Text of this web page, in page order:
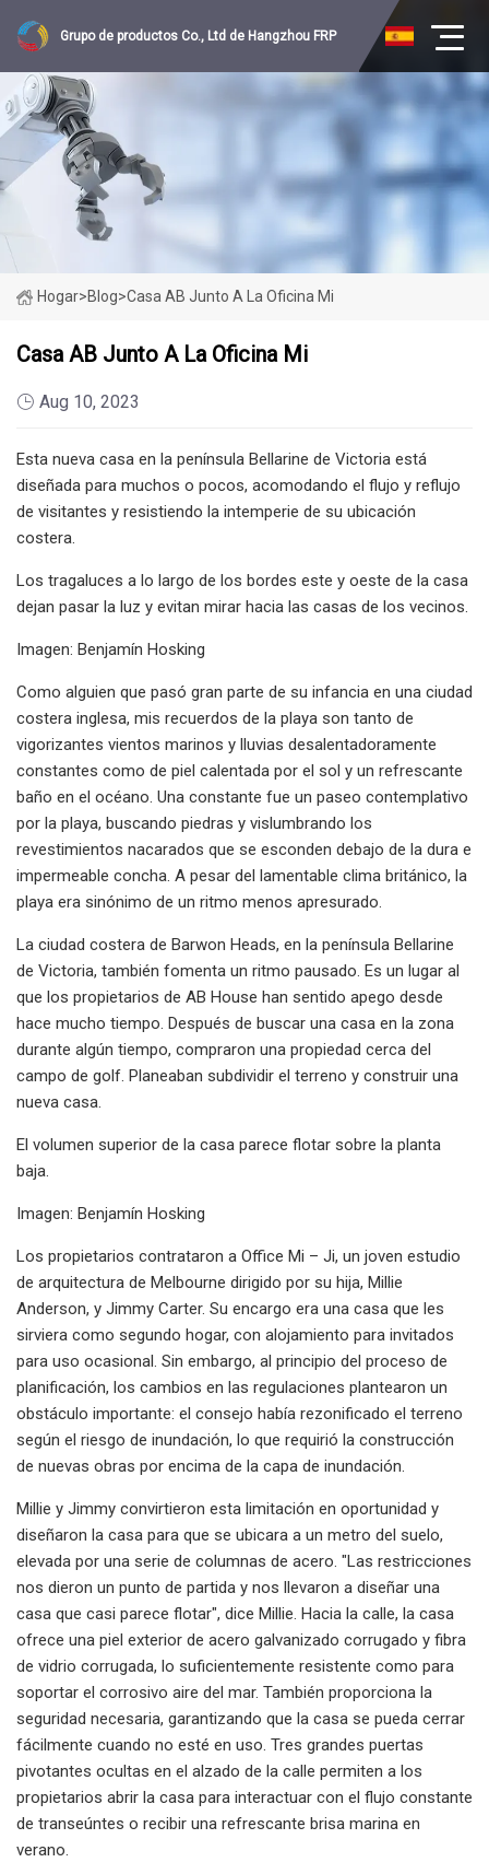
Grupo de productos Co., Ltd de Hangzhou FRP
Hogar>Blog>Casa AB Junto A La Oficina Mi
Casa AB Junto A La Oficina Mi
Aug 10, 2023
Esta nueva casa en la península Bellarine de Victoria está
diseñada para muchos o pocos, acomodando el flujo y reflujo
de visitantes y resistiendo la intemperie de su ubicación
costera.
Los tragaluces a lo largo de los bordes este y oeste de la casa
dejan pasar la luz y evitan mirar hacia las casas de los vecinos.
Imagen: Benjamín Hosking
Como alguien que pasó gran parte de su infancia en una ciudad
costera inglesa, mis recuerdos de la playa son tanto de
vigorizantes vientos marinos y lluvias desalentadoramente
constantes como de piel calentada por el sol y un refrescante
baño en el océano. Una constante fue un paseo contemplativo
por la playa, buscando piedras y vislumbrando los
revestimientos nacarados que se esconden debajo de la dura e
impermeable concha. A pesar del lamentable clima británico, la
playa era sinónimo de un ritmo menos apresurado.
La ciudad costera de Barwon Heads, en la península Bellarine
de Victoria, también fomenta un ritmo pausado. Es un lugar al
que los propietarios de AB House han sentido apego desde
hace mucho tiempo. Después de buscar una casa en la zona
durante algún tiempo, compraron una propiedad cerca del
campo de golf. Planeaban subdividir el terreno y construir una
nueva casa.
El volumen superior de la casa parece flotar sobre la planta
baja.
Imagen: Benjamín Hosking
Los propietarios contrataron a Office Mi – Ji, un joven estudio
de arquitectura de Melbourne dirigido por su hija, Millie
Anderson, y Jimmy Carter. Su encargo era una casa que les
sirviera como segundo hogar, con alojamiento para invitados
para uso ocasional. Sin embargo, al principio del proceso de
planificación, los cambios en las regulaciones plantearon un
obstáculo importante: el consejo había rezonificado el terreno
según el riesgo de inundación, lo que requirió la construcción
de nuevas obras por encima de la capa de inundación.
Millie y Jimmy convirtieron esta limitación en oportunidad y
diseñaron la casa para que se ubicara a un metro del suelo,
elevada por una serie de columnas de acero. "Las restricciones
nos dieron un punto de partida y nos llevaron a diseñar una
casa que casi parece flotar", dice Millie. Hacia la calle, la casa
ofrece una piel exterior de acero galvanizado corrugado y fibra
de vidrio corrugada, lo suficientemente resistente como para
soportar el corrosivo aire del mar. También proporciona la
seguridad necesaria, garantizando que la casa se pueda cerrar
fácilmente cuando no esté en uso. Tres grandes puertas
pivotantes ocultas en el alzado de la calle permiten a los
propietarios abrir la casa para interactuar con el flujo constante
de transeúntes o recibir una refrescante brisa marina en
verano.